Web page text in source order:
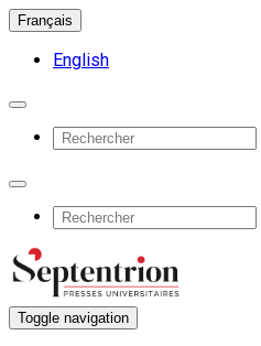
Français
English
Toggle navigation